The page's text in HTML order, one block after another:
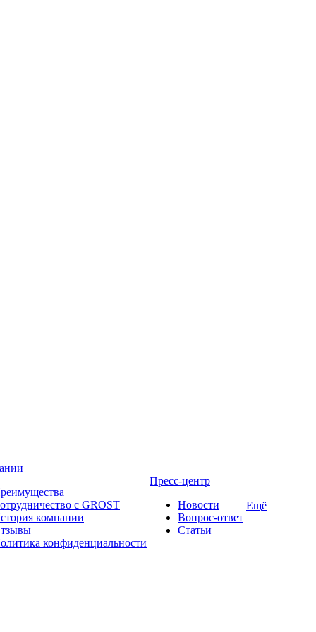
с GROST
компании
конфиденциальности
Пресс-центр
Новости
Вопрос-ответ
Статьи
Ещё